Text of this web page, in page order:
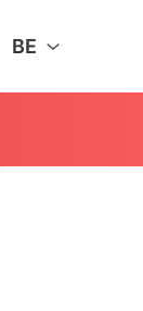
BE